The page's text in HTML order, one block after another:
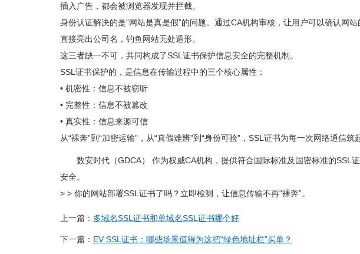
插入广告，都会被浏览器发现并拦截。
身份认证解决的是“网站是真是假”的问题。通过CA机构审核，让用户可以确认网
直接亮出公司名，钓鱼网站无处遁形。
这三者缺一不可，共同构成了SSL证书保护信息安全的完整机制。
SSL证书保护的，是信息在传输过程中的三个核心属性：
• 机密性：信息不被窃听
• 完整性：信息不被篡改
• 真实性：信息来源可信
从“裸奔”到“加密运输”，从“真假难辨”到“身份可验”，SSL证书为每一次网络通信筑
数安时代（GDCA） 作为权威CA机构，提供符合国际标准及国密标准的SSL
安全。
> > 你的网站部署SSL证书了吗？立即检测，让信息传输不再“裸奔”。
上一篇： 多域名SSL证书和单域名SSL证书哪个好
下一篇： EV SSL证书：哪些场景值得为这把“绿色地址栏”买单？